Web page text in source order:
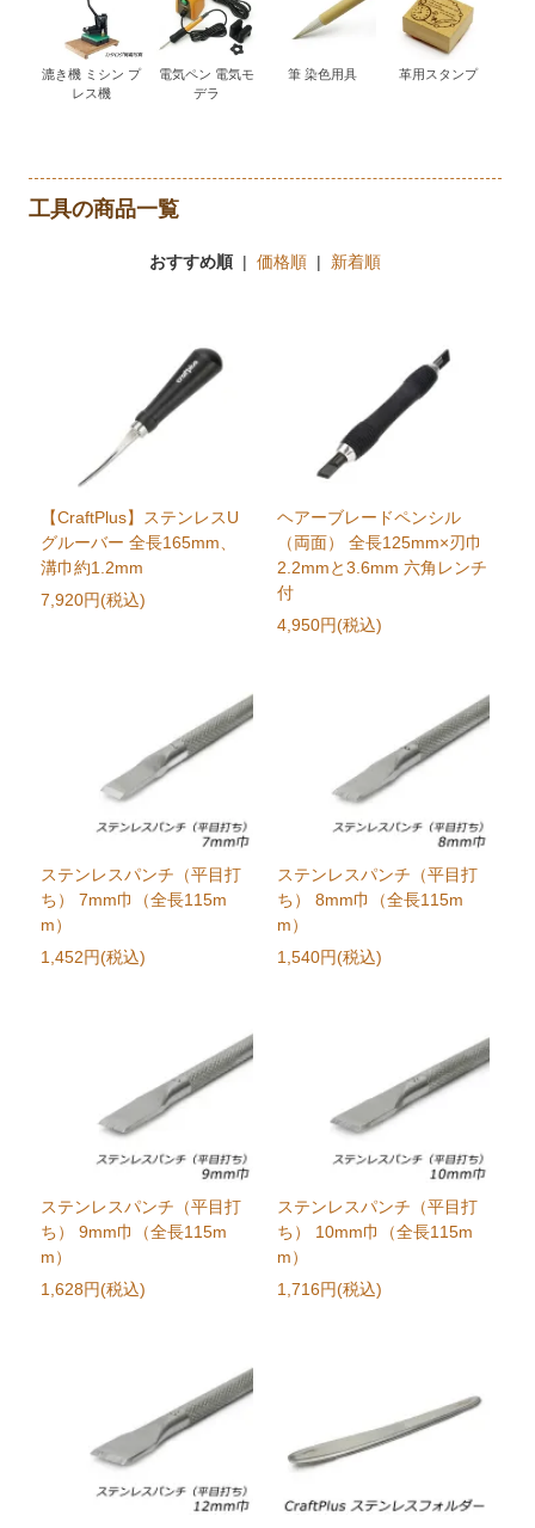
漉き機 ミシン プ
レス機
電気ペン 電気モ
デラ
筆 染色用具 革用スタンプ
工具の商品一覧
おすすめ順| 価格順| 新着順
【CraftPlus】ステンレスU
グルーバー 全長165mm、
溝巾約1.2mm
7,920円(税込)
ヘアーブレードペンシル
（両面） 全長125mm×刃巾
2.2mmと3.6mm 六角レンチ
付
4,950円(税込)
ステンレスパンチ（平目打
ち） 7mm巾（全長115m
m）
1,452円(税込)
ステンレスパンチ（平目打
ち） 8mm巾（全長115m
m）
1,540円(税込)
ステンレスパンチ（平目打
ち） 9mm巾（全長115m
m）
1,628円(税込)
ステンレスパンチ（平目打
ち） 10mm巾（全長115m
m）
1,716円(税込)